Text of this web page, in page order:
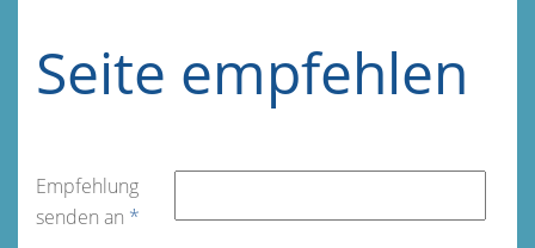
Seite empfehlen
Empfehlung
senden an *